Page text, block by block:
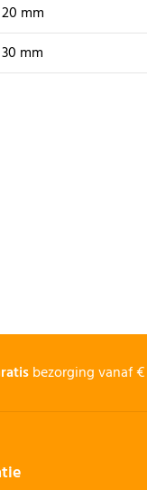
20 mm
30 mm
bezorging vanaf €